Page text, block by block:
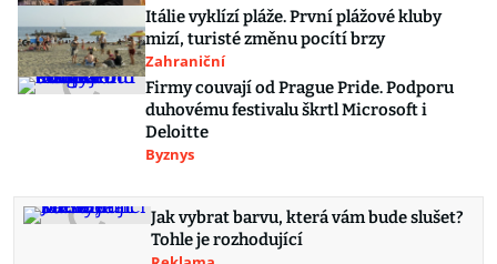
Itálie vyklízí pláže. První plážové kluby
mizí, turisté změnu pocítí brzy
Zahraniční
Firmy couvají od Prague Pride. Podporu
duhovému festivalu škrtl Microsoft i
Deloitte
Byznys
Jak vybrat barvu, která vám bude slušet?
Tohle je rozhodující